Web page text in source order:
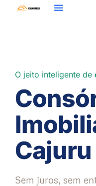
O jeito inteligente de
Cajuru
Sem juros, sem